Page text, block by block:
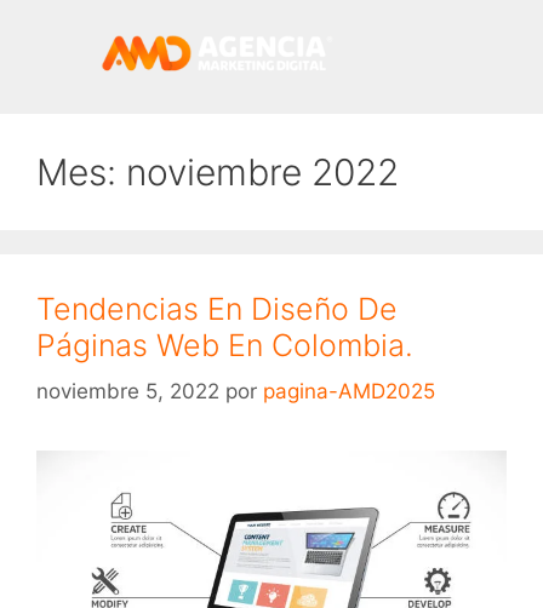
Mes: noviembre 2022
Tendencias En Diseño De
Páginas Web En Colombia.
noviembre 5, 2022 por pagina-AMD2025